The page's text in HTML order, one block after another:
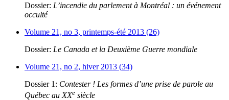
Dossier: L’incendie du parlement à Montréal : un événement
occulté
Volume 21, no 3, printemps-été 2013 (26)
Dossier: Le Canada et la Deuxième Guerre mondiale
Volume 21, no 2, hiver 2013 (34)
Dossier 1: Contester ! Les formes d’une prise de parole au
Québec au XXe siècle